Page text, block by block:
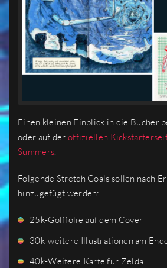
Einen kleinen Einblick in die Bücher
oder auf der offiziellen
Summers.
Folgende Stretch Goals sollen nach
hinzugefügt werden:
25k-Golffolie auf dem Cover
30k-weitere Illustrationen am
40k-Weitere Karte für Zelda